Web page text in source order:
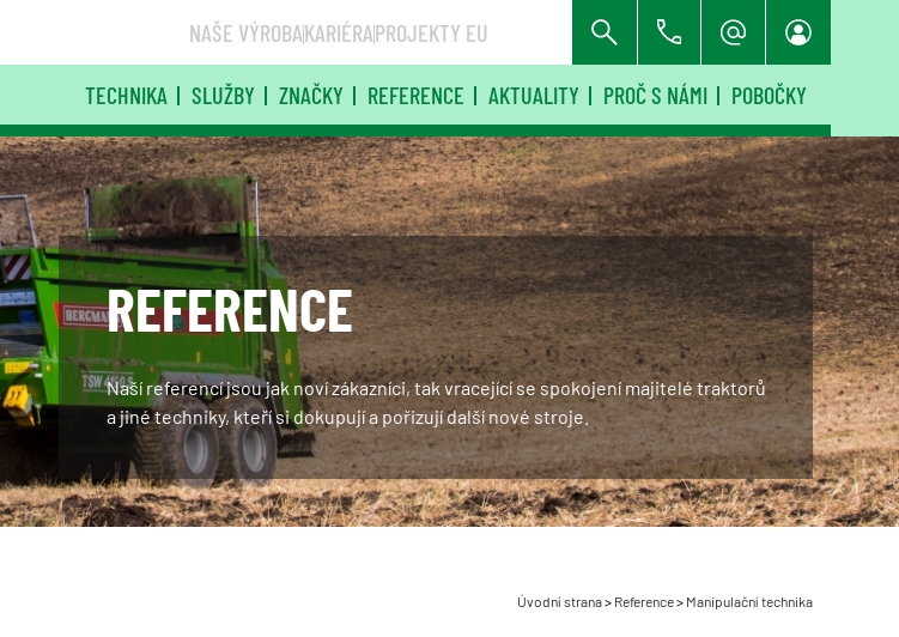
NAŠE VÝROBAKARIÉRAPROJEKTY EU
TECHNIKA SLUŽBY ZNAČKY REFERENCE AKTUALITY PROČ S NÁMI POBOČKY
REFERENCE
Naší referencí jsou jak noví zákazníci, tak vracející se spokojení majitelé traktorů
a jiné techniky, kteří si dokupují a pořizují další nové stroje.
Úvodní strana> Reference> Manipulační technika